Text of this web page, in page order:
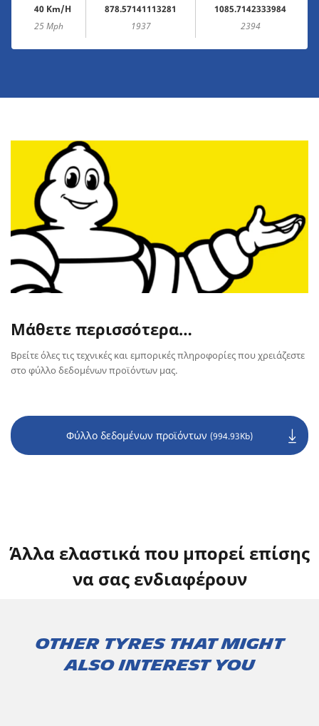
40 Km/h
25 Mph
878.57141113281
1937
1085.7142333984
2394
Μάθετε περισσότερα…
Βρείτε όλες τις τεχνικές και εμπορικές πληροφορίες που χρειάζεστε
στο φύλλο δεδομένων προϊόντων μας.
Φύλλο δεδομένων προϊόντων (994.93Kb)
Άλλα ελαστικά που μπορεί επίσης
να σας ενδιαφέρουν
Other tyres that might
also interest you